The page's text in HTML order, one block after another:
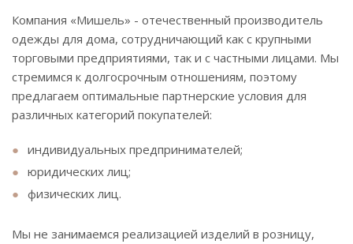
Компания «Мишель» - отечественный производитель
одежды для дома, сотрудничающий как с крупными
торговыми предприятиями, так и с частными лицами. Мы
стремимся к долгосрочным отношениям, поэтому
предлагаем оптимальные партнерские условия для
различных категорий покупателей:
индивидуальных предпринимателей;
юридических лиц;
физических лиц.
Мы не занимаемся реализацией изделий в розницу,